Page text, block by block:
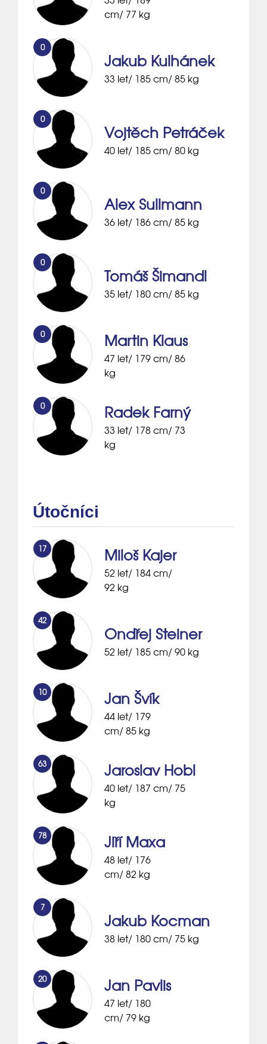
cm/ 77 kg
0
Jakub Kulhánek
33 let/ 185 cm/ 85 kg
0
Vojtěch Petráček
40 let/ 185 cm/ 80 kg
0
Alex Sullmann
36 let/ 186 cm/ 85 kg
0
Tomáš Šimandl
35 let/ 180 cm/ 85 kg
0 Martin Klaus
47 let/ 179 cm/ 86
kg
0 Radek Farný
33 let/ 178 cm/ 73
kg
Útočníci
17 Miloš Kajer
52 let/ 184 cm/
92 kg
42
Ondřej Steiner
52 let/ 185 cm/ 90 kg
10 Jan Švík
44 let/ 179
cm/ 85 kg
63 Jaroslav Hobl
40 let/ 187 cm/ 75
kg
78 Jiří Maxa
48 let/ 176
cm/ 82 kg
7
Jakub Kocman
38 let/ 180 cm/ 75 kg
20 Jan Pavlis
47 let/ 180
cm/ 79 kg